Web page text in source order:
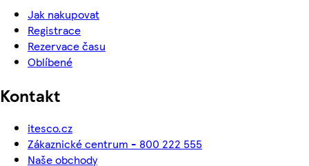
Jak nakupovat
Registrace
Rezervace času
Oblíbené
Kontakt
itesco.cz
Zákaznické centrum - 800 222 555
Naše obchody